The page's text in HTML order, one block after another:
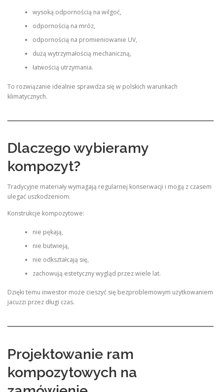
wysoką odpornością na wilgoć,
odpornością na mróz,
odpornością na promieniowanie UV,
dużą wytrzymałością mechaniczną,
łatwością utrzymania.
To rozwiązanie idealnie sprawdza się w polskich warunkach
klimatycznych.
Dlaczego wybieramy
kompozyt?
Tradycyjne materiały wymagają regularnej konserwacji i mogą z czasem
ulegać uszkodzeniom.
Konstrukcje kompozytowe:
nie pękają,
nie butwieją,
nie odkształcają się,
zachowują estetyczny wygląd przez wiele lat.
Dzięki temu inwestor może cieszyć się bezproblemowym użytkowaniem
jacuzzi przez długi czas.
Projektowanie ram
kompozytowych na